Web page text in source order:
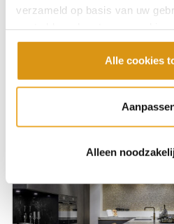
verzameld op basis van uw
gebruiken.
Alle cookies
Alleen
Showroomkeuken
BEKIJK KEUKEN